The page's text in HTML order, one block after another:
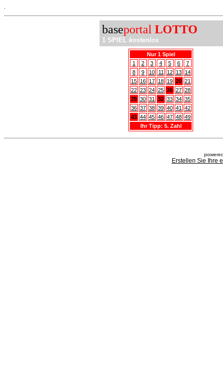
baseportal LOTTO
1 SPIEL kostenlos
Nur 1 Spiel
1
2 3 4 5 6
7
8
9 10 11 12 13 14
15 16 17 18 19 20 21
22 23 24 25 26 27 28
29 30 31 32 33 34 35
36 37 38 39 40 41
42
43 44 45 46 47 48 49
Ihr Tipp: 5. Zahl
Erstellen Sie Ihre